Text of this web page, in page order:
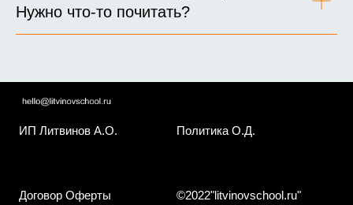
Нужно что-то почитать?
ИП Литвинов А.О. Политика О.Д.
Договор Оферты ©2022"litvinovschool.ru"